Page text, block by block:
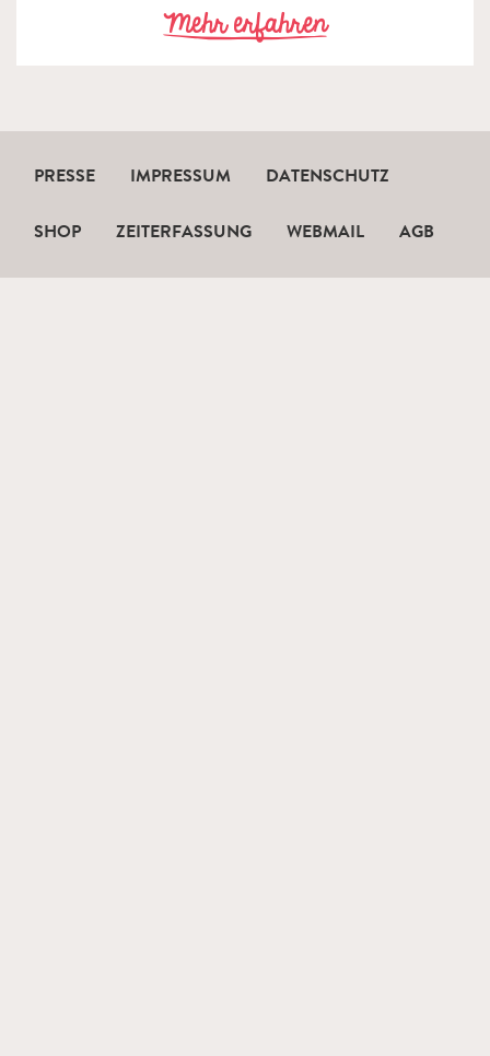
Mehr erfahrenzu Waldegg
PRESSE IMPRESSUM DATENSCHUTZ
SHOP ZEITERFASSUNG WEBMAIL AGB